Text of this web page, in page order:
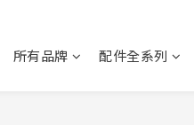
所有品牌 配件全系列